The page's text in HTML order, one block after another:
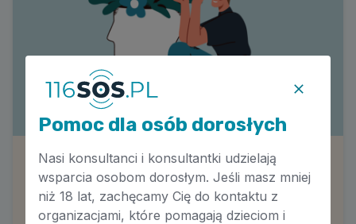
Budowanie pozytywnego dialogu
wewnętrznego
Autor: Maria Engler
Pomoc dla osób dorosłych
Nasi konsultanci i konsultantki udzielają
wsparcia osobom dorosłym. Jeśli masz mniej
niż 18 lat, zachęcamy Cię do kontaktu z
organizacjami, które pomagają dzieciom i